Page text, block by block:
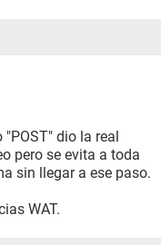
"POST" dio la real
pero se evita a toda
sin llegar a ese paso.
WAT.